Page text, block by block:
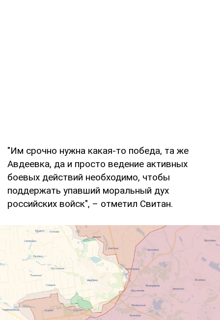
"Им срочно нужна какая-то победа, та же
Авдеевка, да и просто ведение активных
боевых действий необходимо, чтобы
поддержать упавший моральный дух
российских войск", – отметил Свитан.